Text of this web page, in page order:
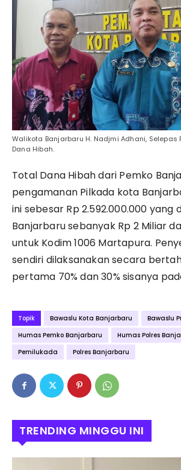
Walikota Banjarbaru H. Nadjmi Adhani,
Dana Hibah.
Total Dana Hibah dari Pemko
pengamanan Pilkada kota
ini sebesar Rp 2.592.000.000 yang
Banjarbaru sebanyak Rp 2 Miliar
untuk Kodim 1006 Martapura.
sendiri dilaksanakan secara
pertama 70% dan 30% sisanya
Topik Bawaslu Kota Banjarbaru
Bawaslu
Humas Pemko Banjarbaru
Humas Polres
Pemilukada
Polres Banjarbaru
TRENDING MINGGU INI